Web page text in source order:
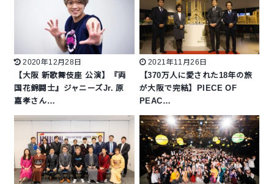
2020年12月28日
【大阪 新歌舞伎座 公演】『両
国花錦闘士』ジャニーズJr. 原
嘉孝さん…
2021年11月26日
【370万人に愛された18年の旅
が大阪で完結】PIECE OF
PEAC…